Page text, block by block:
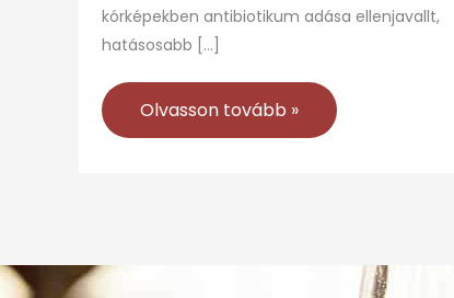
kórképekben antibiotikum adása ellenjavallt,
hatásosabb […]
Olvasson tovább »